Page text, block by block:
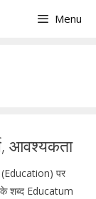
Menu
आवश्यकता
(Education) पर
के शब्द Educatum